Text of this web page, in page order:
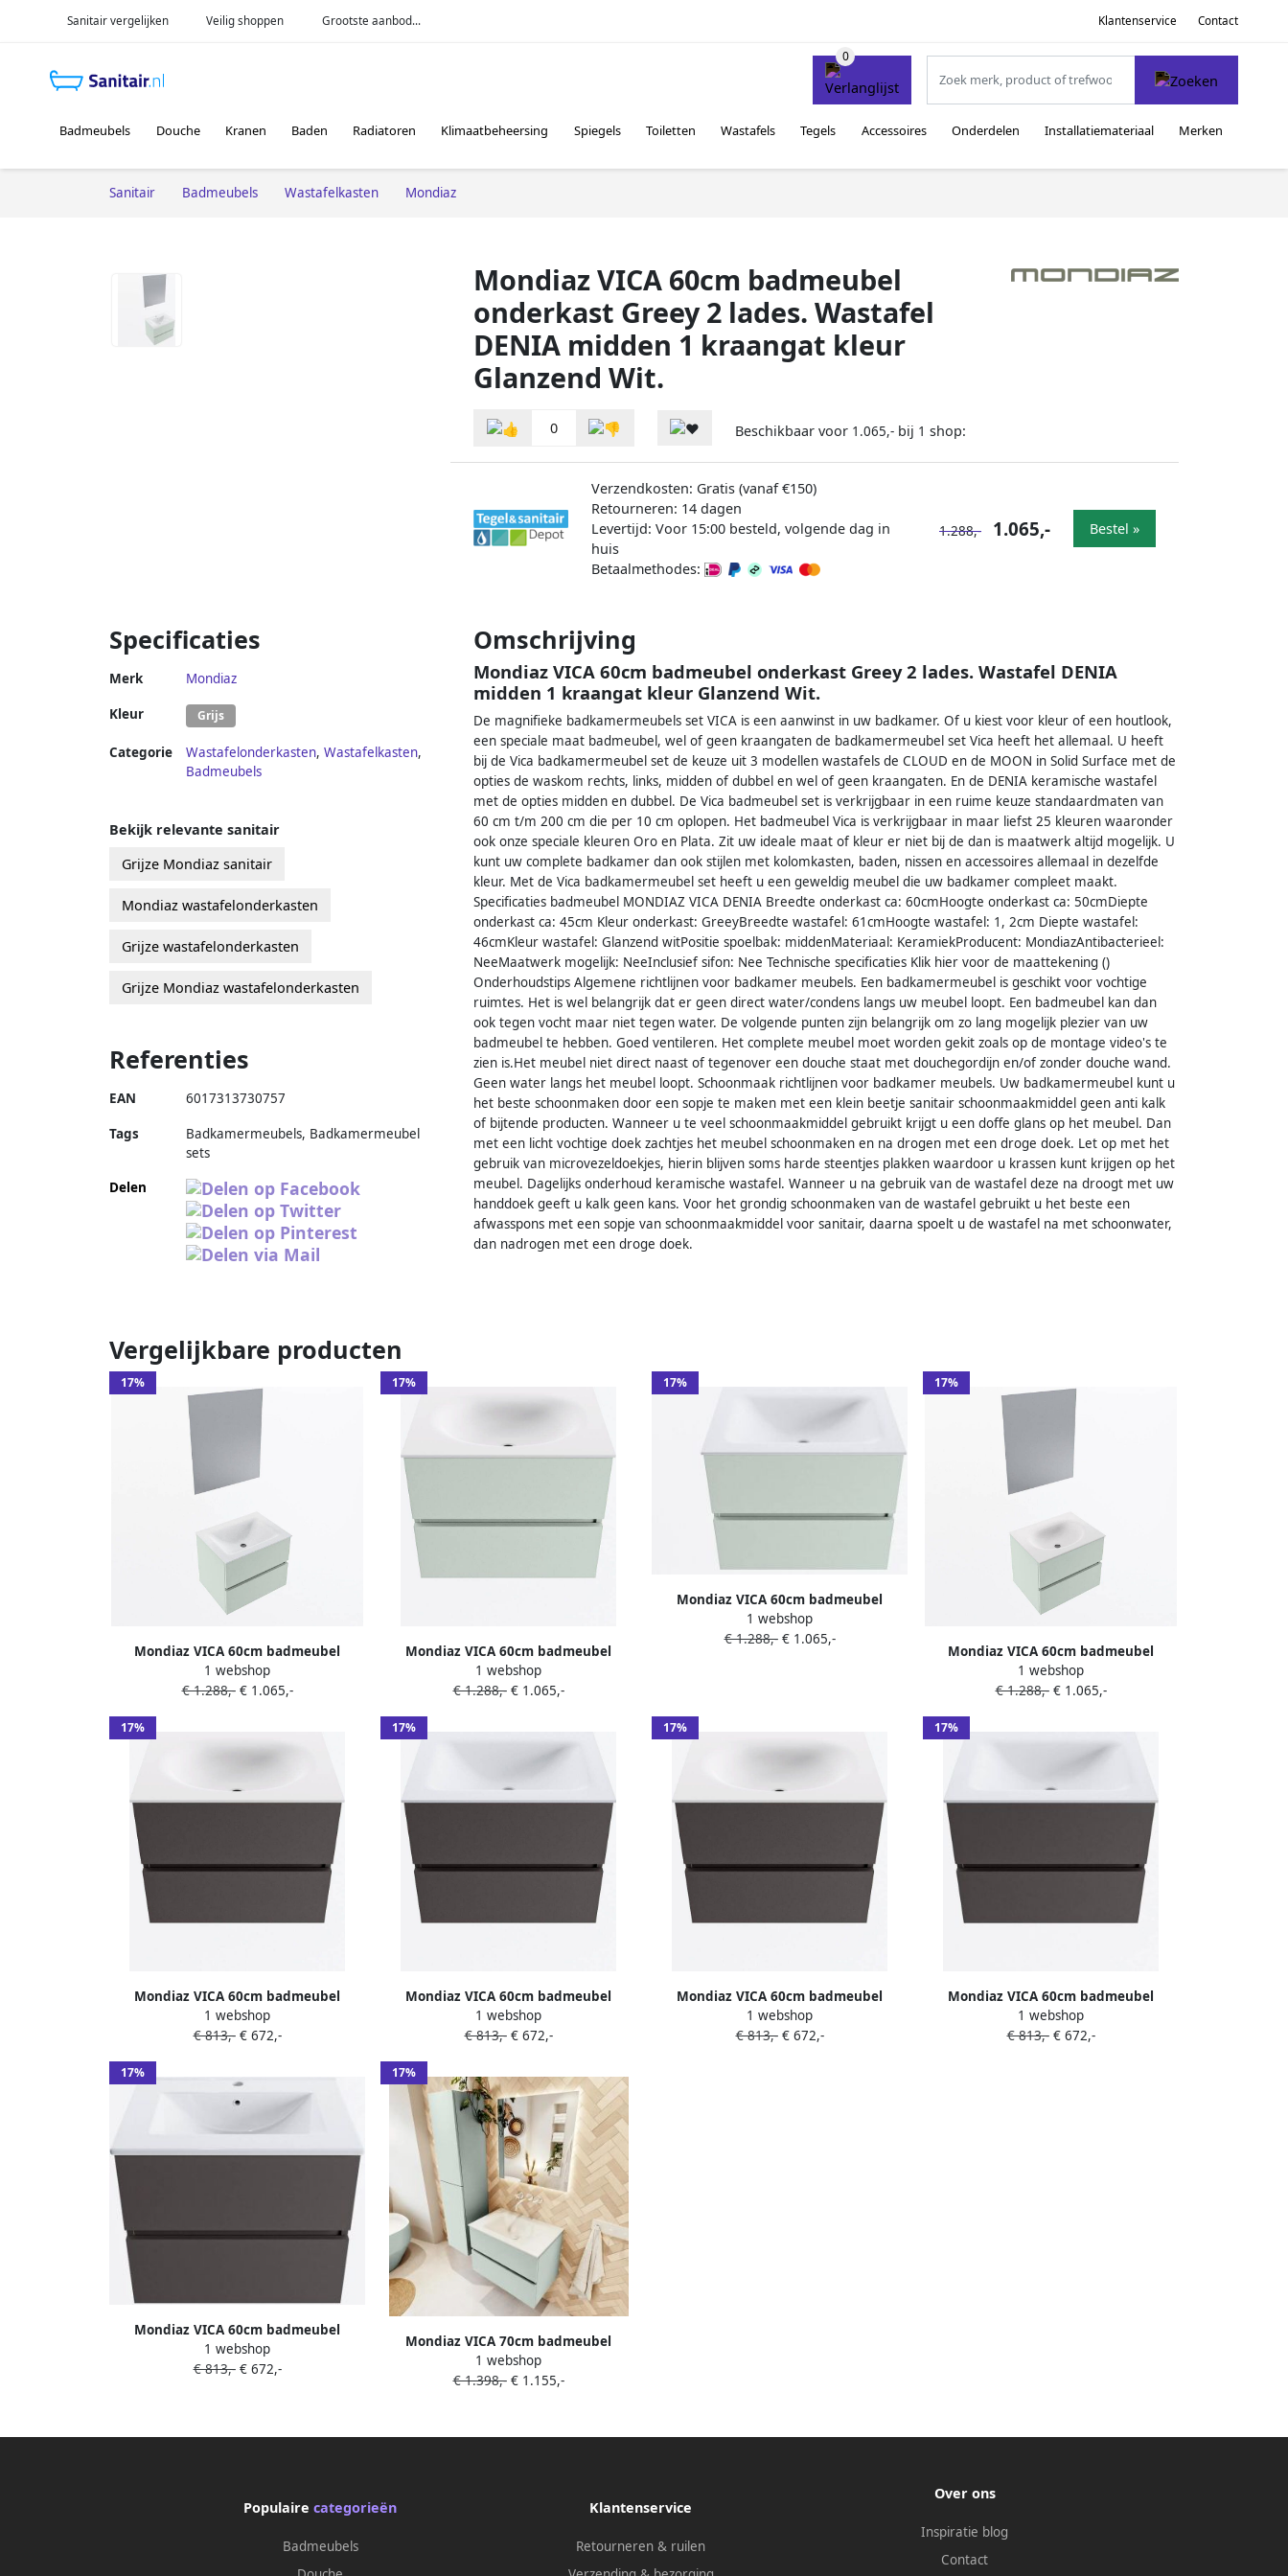
Sanitair vergelijken Veilig shoppen Grootste aanbod... Klantenservice Contact
Badmeubels Douche Kranen Baden Radiatoren Klimaatbeheersing Spiegels Toiletten Wastafels Tegels Accessoires Onderdelen Installatiemateriaal Merken
Sanitair Badmeubels Wastafelkasten Mondiaz
Mondiaz VICA 60cm badmeubel
onderkast Greey 2 lades. Wastafel
DENIA midden 1 kraangat kleur
Glanzend Wit.
0 Beschikbaar voor 1.065,- bij 1 shop:
Verzendkosten: Gratis (vanaf €150)
Retourneren: 14 dagen
Levertijd: Voor 15:00 besteld, volgende dag in
huis
Betaalmethodes:
1.288,- 1.065,- Bestel »
Specificaties
Merk Mondiaz
Kleur Grijs
Categorie Wastafelonderkasten, Wastafelkasten,
Badmeubels
Omschrijving
Mondiaz VICA 60cm badmeubel onderkast Greey 2 lades. Wastafel DENIA
midden 1 kraangat kleur Glanzend Wit.
De magnifieke badkamermeubels set VICA is een aanwinst in uw badkamer. Of u kiest voor kleur of een houtlook,
een speciale maat badmeubel, wel of geen kraangaten de badkamermeubel set Vica heeft het allemaal. U heeft
bij de Vica badkamermeubel set de keuze uit 3 modellen wastafels de CLOUD en de MOON in Solid Surface met de
opties de waskom rechts, links, midden of dubbel en wel of geen kraangaten. En de DENIA keramische wastafel
met de opties midden en dubbel. De Vica badmeubel set is verkrijgbaar in een ruime keuze standaardmaten van
60 cm t/m 200 cm die per 10 cm oplopen. Het badmeubel Vica is verkrijgbaar in maar liefst 25 kleuren waaronder
ook onze speciale kleuren Oro en Plata. Zit uw ideale maat of kleur er niet bij de dan is maatwerk altijd mogelijk. U
kunt uw complete badkamer dan ook stijlen met kolomkasten, baden, nissen en accessoires allemaal in dezelfde
kleur. Met de Vica badkamermeubel set heeft u een geweldig meubel die uw badkamer compleet maakt.
Specificaties badmeubel MONDIAZ VICA DENIA Breedte onderkast ca: 60cmHoogte onderkast ca: 50cmDiepte
onderkast ca: 45cm Kleur onderkast: GreeyBreedte wastafel: 61cmHoogte wastafel: 1, 2cm Diepte wastafel:
46cmKleur wastafel: Glanzend witPositie spoelbak: middenMateriaal: KeramiekProducent: MondiazAntibacterieel:
NeeMaatwerk mogelijk: NeeInclusief sifon: Nee Technische specificaties Klik hier voor de maattekening ()
Onderhoudstips Algemene richtlijnen voor badkamer meubels. Een badkamermeubel is geschikt voor vochtige
ruimtes. Het is wel belangrijk dat er geen direct water/condens langs uw meubel loopt. Een badmeubel kan dan
ook tegen vocht maar niet tegen water. De volgende punten zijn belangrijk om zo lang mogelijk plezier van uw
badmeubel te hebben. Goed ventileren. Het complete meubel moet worden gekit zoals op de montage video's te
zien is.Het meubel niet direct naast of tegenover een douche staat met douchegordijn en/of zonder douche wand.
Geen water langs het meubel loopt. Schoonmaak richtlijnen voor badkamer meubels. Uw badkamermeubel kunt u
het beste schoonmaken door een sopje te maken met een klein beetje sanitair schoonmaakmiddel geen anti kalk
of bijtende producten. Wanneer u te veel schoonmaakmiddel gebruikt krijgt u een doffe glans op het meubel. Dan
met een licht vochtige doek zachtjes het meubel schoonmaken en na drogen met een droge doek. Let op met het
gebruik van microvezeldoekjes, hierin blijven soms harde steentjes plakken waardoor u krassen kunt krijgen op het
meubel. Dagelijks onderhoud keramische wastafel. Wanneer u na gebruik van de wastafel deze na droogt met uw
handdoek geeft u kalk geen kans. Voor het grondig schoonmaken van de wastafel gebruikt u het beste een
afwasspons met een sopje van schoonmaakmiddel voor sanitair, daarna spoelt u de wastafel na met schoonwater,
dan nadrogen met een droge doek.
Bekijk relevante sanitair
Grijze Mondiaz sanitair
Mondiaz wastafelonderkasten
Grijze wastafelonderkasten
Grijze Mondiaz wastafelonderkasten
Referenties
EAN 6017313730757
Tags
Badkamermeubels, Badkamermeubel
sets
Delen
Vergelijkbare producten
17%
Mondiaz VICA 60cm badmeubel
onderkast Greey 2 lades. Wastafel
CLOUD midden zonder kraangat kleur
1 webshop
€ 1.288,-€ 1.065,-
17%
Mondiaz VICA 60cm badmeubel
onderkast Greey 2 lades. Wastafel
MOON midden 1 kraangat kleur Talc.
1 webshop
€ 1.288,-€ 1.065,-
17%
Mondiaz VICA 60cm badmeubel
onderkast Greey 2 lades. Wastafel
CLOUD midden 1 kraangat kleur Talc.
1 webshop
€ 1.288,-€ 1.065,-
17%
Mondiaz VICA 60cm badmeubel
onderkast Greey 2 lades. Wastafel
MOON midden zonder kraangat kleur
1 webshop
€ 1.288,-€ 1.065,-
17%
Mondiaz VICA 60cm badmeubel
onderkast Dark Grey 2 lades. Wastafel
MOON midden 1 kraangat kleur Talc.
1 webshop
€ 813,-€ 672,-
17%
Mondiaz VICA 60cm badmeubel
onderkast Dark Grey 2 lades. Wastafel
CLOUD midden 1 kraangat kleur Talc.
1 webshop
€ 813,-€ 672,-
17%
Mondiaz VICA 60cm badmeubel
onderkast Dark Grey 2 lades. Wastafel
MOON midden zonder kraangat kleur
1 webshop
€ 813,-€ 672,-
17%
Mondiaz VICA 60cm badmeubel
onderkast Dark Grey 2 lades. Wastafel
CLOUD midden zonder kraangat kleur
1 webshop
€ 813,-€ 672,-
17%
Mondiaz VICA 60cm badmeubel
onderkast Dark Grey 2 lades. Wastafel
DENIA midden 1 kraangat kleur
1 webshop
€ 813,-€ 672,-
17%
Mondiaz VICA 70cm badmeubel
onderkast Greey 2 lades. Wastafel
CLOUD midden zonder kraangat kleur
1 webshop
€ 1.398,-€ 1.155,-
Populaire categorieën
Badmeubels
Klantenservice
Retourneren & ruilen
Over ons
Inspiratie blog
Contact